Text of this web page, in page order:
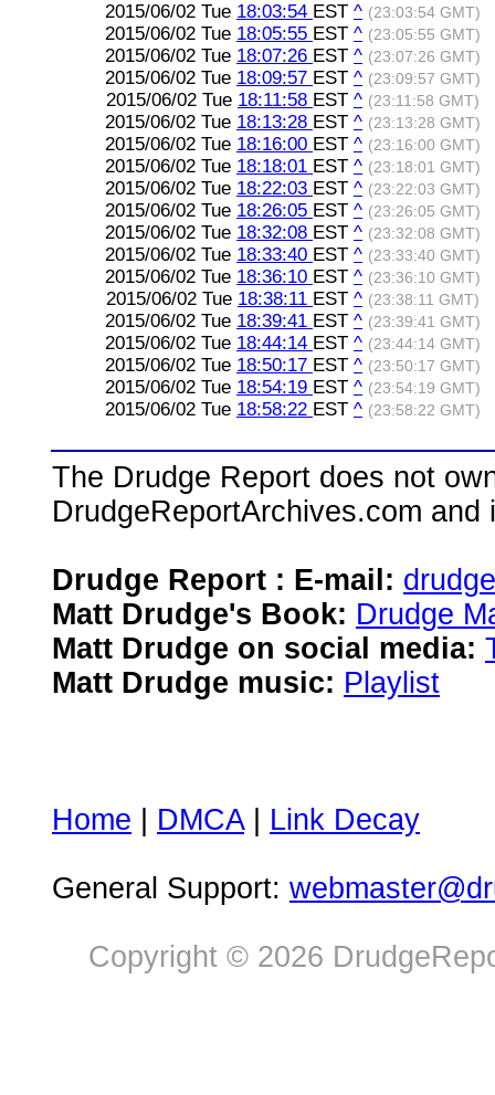
2015/06/02 Tue 18:03:54 EST ^ (23:03:54 GMT)
2015/06/02 Tue 18:05:55 EST ^ (23:05:55 GMT)
2015/06/02 Tue 18:07:26 EST ^ (23:07:26 GMT)
2015/06/02 Tue 18:09:57 EST ^ (23:09:57 GMT)
2015/06/02 Tue 18:11:58 EST ^ (23:11:58 GMT)
2015/06/02 Tue 18:13:28 EST ^ (23:13:28 GMT)
2015/06/02 Tue 18:16:00 EST ^ (23:16:00 GMT)
2015/06/02 Tue 18:18:01 EST ^ (23:18:01 GMT)
2015/06/02 Tue 18:22:03 EST ^ (23:22:03 GMT)
2015/06/02 Tue 18:26:05 EST ^ (23:26:05 GMT)
2015/06/02 Tue 18:32:08 EST ^ (23:32:08 GMT)
2015/06/02 Tue 18:33:40 EST ^ (23:33:40 GMT)
2015/06/02 Tue 18:36:10 EST ^ (23:36:10 GMT)
2015/06/02 Tue 18:38:11 EST ^ (23:38:11 GMT)
2015/06/02 Tue 18:39:41 EST ^ (23:39:41 GMT)
2015/06/02 Tue 18:44:14 EST ^ (23:44:14 GMT)
2015/06/02 Tue 18:50:17 EST ^ (23:50:17 GMT)
2015/06/02 Tue 18:54:19 EST ^ (23:54:19 GMT)
2015/06/02 Tue 18:58:22 EST ^ (23:58:22 GMT)
The Drudge Report does not
DrudgeReportArchives.com
Drudge Report : E-mail:
Matt Drudge's Book: Drudge
Matt Drudge on social media:
Matt Drudge music: Playlist
Home DMCA| Link Decay
General Support:
Copyright © 2026